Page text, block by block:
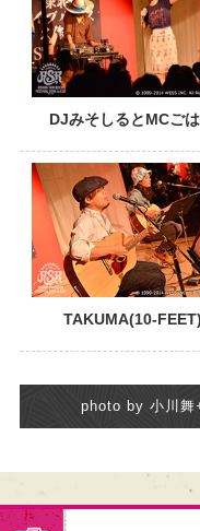
DJみそしるとMCご
TAKUMA(10-FEET)
photo by 小川舞